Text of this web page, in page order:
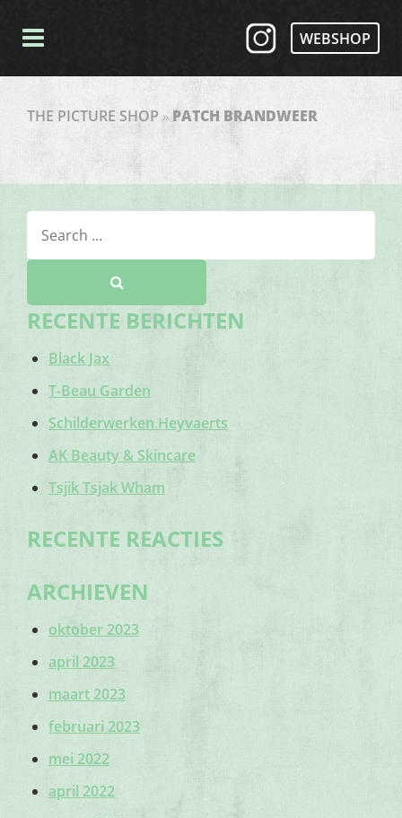
WEBSHOP
THE PICTURE SHOP»PATCH BRANDWEER
RECENTE BERICHTEN
Black Jax
T-Beau Garden
Schilderwerken Heyvaerts
AK Beauty & Skincare
Tsjik Tsjak Wham
RECENTE REACTIES
ARCHIEVEN
oktober 2023
april 2023
maart 2023
februari 2023
mei 2022
april 2022